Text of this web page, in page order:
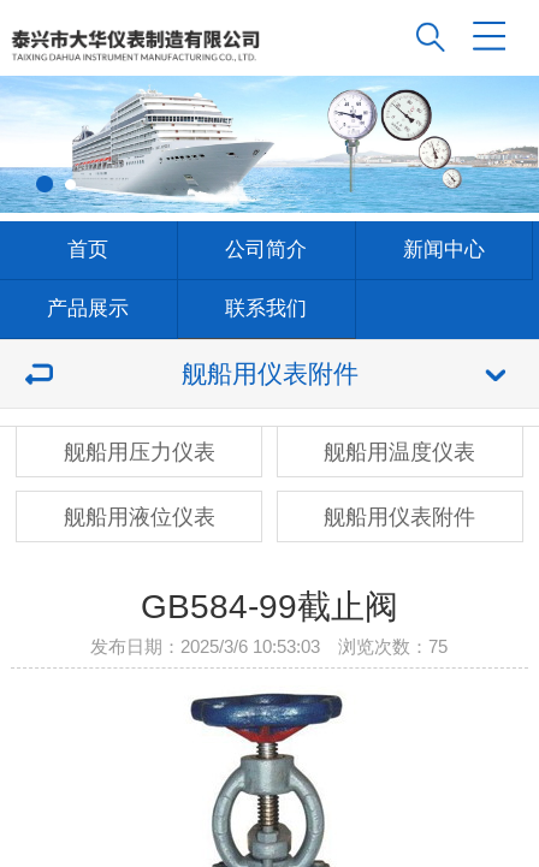
首页 公司简介 新闻中心
产品展示 联系我们
舰船用仪表附件
舰船用压力仪表 舰船用温度仪表
舰船用液位仪表 舰船用仪表附件
GB584-99截止阀
发布日期：2025/3/6 10:53:03 浏览次数：75